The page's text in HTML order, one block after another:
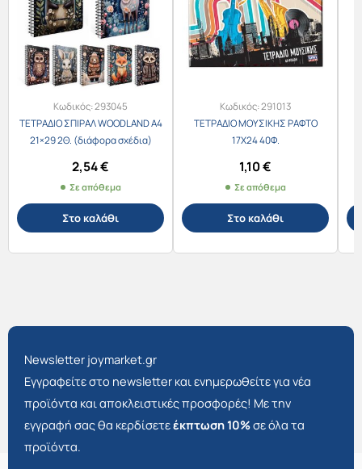
Κωδικός:293045
ΤΕΤΡΑΔΙΟ ΣΠΙΡΑΛ WOODLAND Α4
21×29 2Θ. (διάφορα σχέδια)
2,54€
Σε απόθεμα
Στο καλάθι
Κωδικός:291013
ΤΕΤΡΑΔΙΟ ΜΟΥΣΙΚΗΣ ΡΑΦΤΟ
17Χ24 40Φ.
1,10€
Σε απόθεμα
Στο καλάθι
Newsletter joymarket.gr
Εγγραφείτε στο newsletter και ενημερωθείτε για νέα
προϊόντα και αποκλειστικές προσφορές! Με την
εγγραφή σας θα κερδίσετεέκπτωση 10%σε όλα τα
προϊόντα.